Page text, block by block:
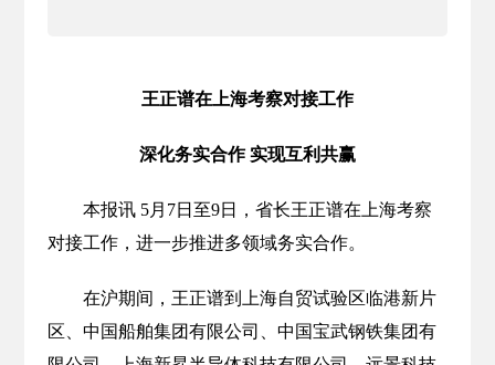
王正谱在上海考察对接工作
深化务实合作 实现互利共赢
本报讯 5月7日至9日，省长王正谱在上海考察
对接工作，进一步推进多领域务实合作。
在沪期间，王正谱到上海自贸试验区临港新片
区、中国船舶集团有限公司、中国宝武钢铁集团有